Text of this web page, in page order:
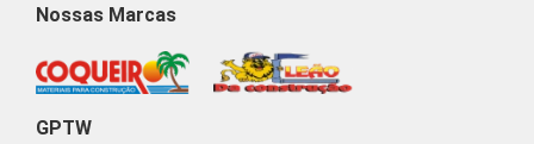
Nossas Marcas
GPTW